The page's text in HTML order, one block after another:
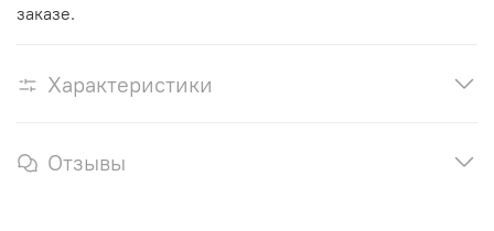
заказе.
Характеристики
Отзывы